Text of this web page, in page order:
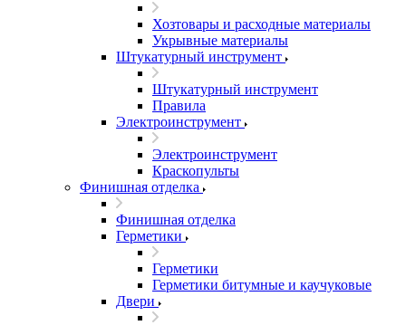
Хозтовары и расходные материалы
Укрывные материалы
Штукатурный инструмент
Штукатурный инструмент
Правила
Электроинструмент
Электроинструмент
Краскопульты
Финишная отделка
Финишная отделка
Герметики
Герметики
Герметики битумные и каучуковые
Двери